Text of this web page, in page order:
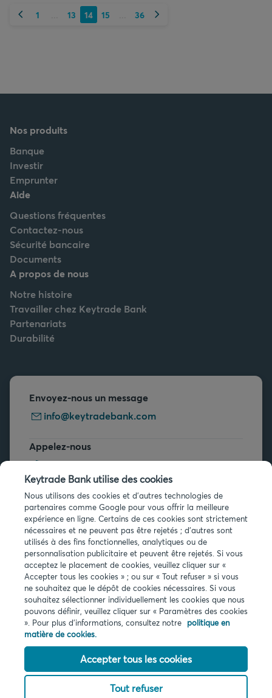
Précédent
1 13 14 15 36 Suivant
Nos produits
Banque
Investir
Emprunter
Aide
Questions fréquentes
Contactez-nous
Sécurité bancaire
Documents
A propos de nous
Notre histoire
Travailler chez Keytrade Bank
Partenariats
Durabilité
Envoyez-nous un message
info@keytradebank.com
Appelez-nous
+32 2 679 90 00
Vous avez des questions ?
Questions fréquentes
Infos légales
Privacy
Cookies
PSD2
Accessibilité
© 2026 Keytrade bank, succursale belge d'Arkéa Direct Bank SA (France),
Keytrade Bank utilise des cookies
Nous utilisons des cookies et d'autres technologies de
partenaires comme Google pour vous offrir la meilleure
expérience en ligne. Certains de ces cookies sont strictement
nécessaires et ne peuvent pas être rejetés ; d'autres sont
utilisés à des fins fonctionnelles, analytiques ou de
personnalisation publicitaire et peuvent être rejetés. Si vous
acceptez le placement de cookies, veuillez cliquer sur «
Accepter tous les cookies » ; ou sur « Tout refuser » si vous
ne souhaitez que le dépôt de cookies nécessaires. Si vous
souhaitez sélectionner individuellement les cookies que nous
pouvons définir, veuillez cliquer sur « Paramètres des cookies
». Pour plus d'informations, consultez notre politique en
matière de cookies.
Accepter tous les cookies
Tout refuser